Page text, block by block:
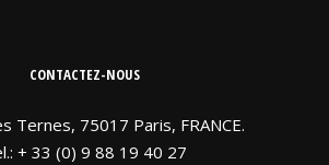
CONTACTEZ-NOUS
Ternes, 75017 Paris, FRANCE.
+ 33 (0) 9 88 19 40 27